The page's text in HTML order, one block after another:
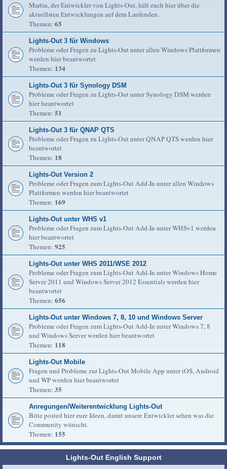
Martin, der Entwickler von Lights-Out, hält euch hier über die
aktuellsten Entwicklungen auf dem Laufenden.
Themen: 65
Lights-Out 3 für Windows
Probleme oder Fragen zu Lights-Out unter allen Windows Plattformen
werden hier beantwortet
Themen: 134
Lights-Out 3 für Synology DSM
Probleme oder Fragen zu Lights-Out unter Synology DSM werden
hier beantwortet
Themen: 51
Lights-Out 3 für QNAP QTS
Probleme oder Fragen zu Lights-Out unter QNAP QTS werden hier
beantwortet
Themen: 18
Lights-Out Version 2
Probleme oder Fragen zum Lights-Out Add-In unter allen Windows
Plattformen werden hier beantwortet
Themen: 169
Lights-Out unter WHS v1
Probleme oder Fragen zum Lights-Out Add-In unter WHSv1 werden
hier beantwortet
Themen: 925
Lights-Out unter WHS 2011/WSE 2012
Probleme oder Fragen zum Lights-Out Add-In unter Windows Home
Server 2011 und Windows Server 2012 Essentials werden hier
beantwortet
Themen: 656
Lights-Out unter Windows 7, 8, 10 und Windows Server
Probleme oder Fragen zum Lights-Out Add-In unter Windows 7, 8
und Windows Server werden hier beantwortet
Themen: 118
Lights-Out Mobile
Fragen und Probleme zur Lights-Out Mobile App unter iOS, Android
und WP werden hier beantwortet
Themen: 35
Anregungen/Weiterentwicklung Lights-Out
Bitte posted hier eure Ideen, damit unsere Entwickler sehen was die
Community wünscht.
Themen: 155
Lights-Out English Support